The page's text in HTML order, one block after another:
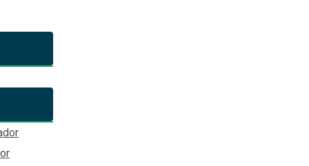
on gender and corruption
, , , ,